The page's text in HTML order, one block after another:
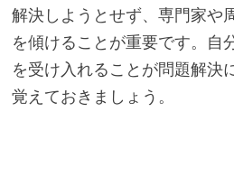
解決しようとせず、専門家や
を傾けることが重要です。自
を受け入れることが問題解決
覚えておきましょう。